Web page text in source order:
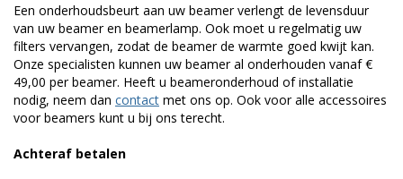
Een onderhoudsbeurt aan uw beamer verlengt de levensduur
van uw beamer en beamerlamp. Ook moet u regelmatig uw
filters vervangen, zodat de beamer de warmte goed kwijt kan.
Onze specialisten kunnen uw beamer al onderhouden vanaf €
49,00 per beamer. Heeft u beameronderhoud of installatie
nodig, neem dan contact met ons op. Ook voor alle accessoires
voor beamers kunt u bij ons terecht.
Achteraf betalen